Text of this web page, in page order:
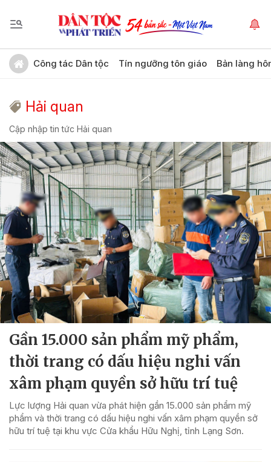
Công tác Dân tộc Tín ngưỡng tôn giáo Bản làng
Hải quan
Cập nhập tin tức Hải quan
Gần 15.000 sản phẩm mỹ phẩm,
thời trang có dấu hiệu nghi vấn
xâm phạm quyền sở hữu trí tuệ
Lực lượng Hải quan vừa phát hiện gần 15.000 sản phẩm mỹ
phẩm và thời trang có dấu hiệu nghi vấn xâm phạm quyền sở
hữu trí tuệ tại khu vực Cửa khẩu Hữu Nghị, tỉnh Lạng Sơn.